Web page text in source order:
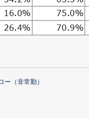
（非常勤）